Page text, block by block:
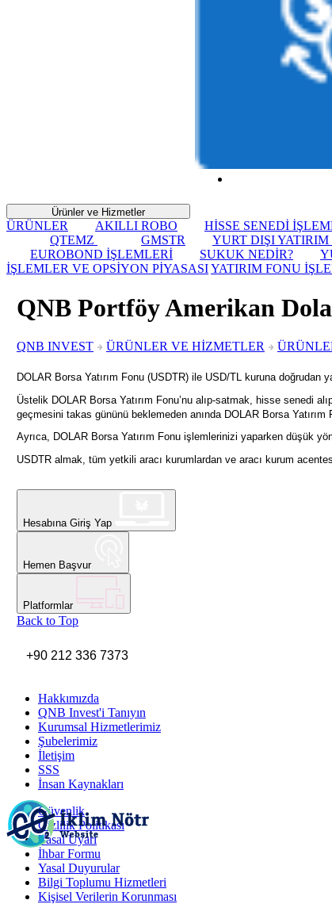
Ürünler ve Hizmetler
ÜRÜNLER AKILLI ROBO HİSSE SENEDİ
QTEMZ
GMSTR YURT DIŞI
EUROBOND İŞLEMLERİ
SUKUK NEDİR?
İŞLEMLER VE OPSİYON PİYASASIYATIRIM FONU
QNB Portföy Amerikan
QNB INVEST ÜRÜNLER VE HİZMETLER
DOLAR Borsa Yatırım Fonu (USDTR) ile USD/TL kuruna doğrudan
Üstelik DOLAR Borsa Yatırım Fonu’nu alıp-satmak, hisse senedi
geçmesini takas gününü beklemeden anında DOLAR Borsa Yatırım
Ayrıca, DOLAR Borsa Yatırım Fonu işlemlerinizi yaparken düşük
USDTR almak, tüm yetkili aracı kurumlardan ve aracı kurum
Hesabına Giriş Yap
Hemen Başvur
Platformlar
Back to Top
+90 212 336 7373
Hakkımızda
QNB Invest'i Tanıyın
Kurumsal Hizmetlerimiz
Şubelerimiz
İletişim
SSS
İnsan Kaynakları
Güvenlik
Gizlilik Politikası
Yasal Uyarı
İhbar Formu
Yasal Duyurular
Bilgi Toplumu Hizmetleri
Kişisel Verilerin Korunması